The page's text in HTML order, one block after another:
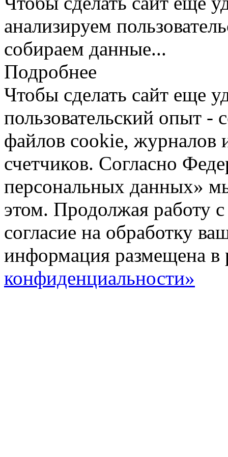
анализируем
собираем данные...
Подробнее
Чтобы сделать сайт еще
пользовательский опыт
файлов cookie, журналов
счетчиков. Согласно
персональных данных»
этом. Продолжая работу
согласие на обработку
информация размещена в
конфиденциальности»